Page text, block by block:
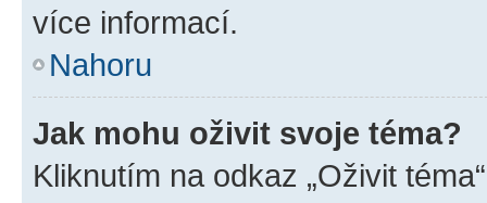
více informací.
Nahoru
Jak mohu oživit svoje téma?
Kliknutím na odkaz „Oživit